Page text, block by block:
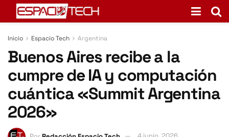
Inicio Espacio Tech Argentina
Buenos Aires recibe a la
cumpre de IA y computación
cuántica «Summit Argentina
2026»